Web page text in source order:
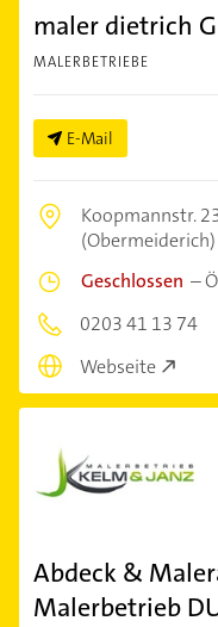
maler dietrich
MALERBETRIEBE
E-Mail
Koopmannstr.
(Obermeiderich)
Geschlossen –
0203 41 13 74
Webseite
Abdeck &
Malerbetrieb